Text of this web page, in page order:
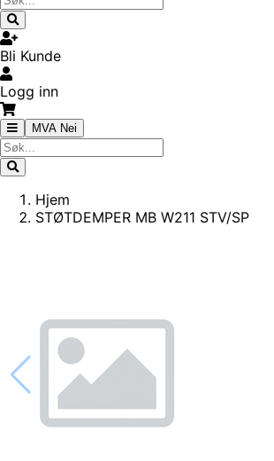
Bli Kunde
Logg inn
MVA Nei
Hjem
STØTDEMPER MB W211 STV/SP